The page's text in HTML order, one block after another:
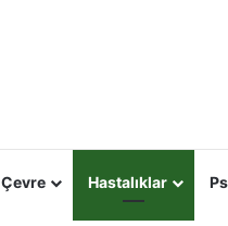
Hastalıklar